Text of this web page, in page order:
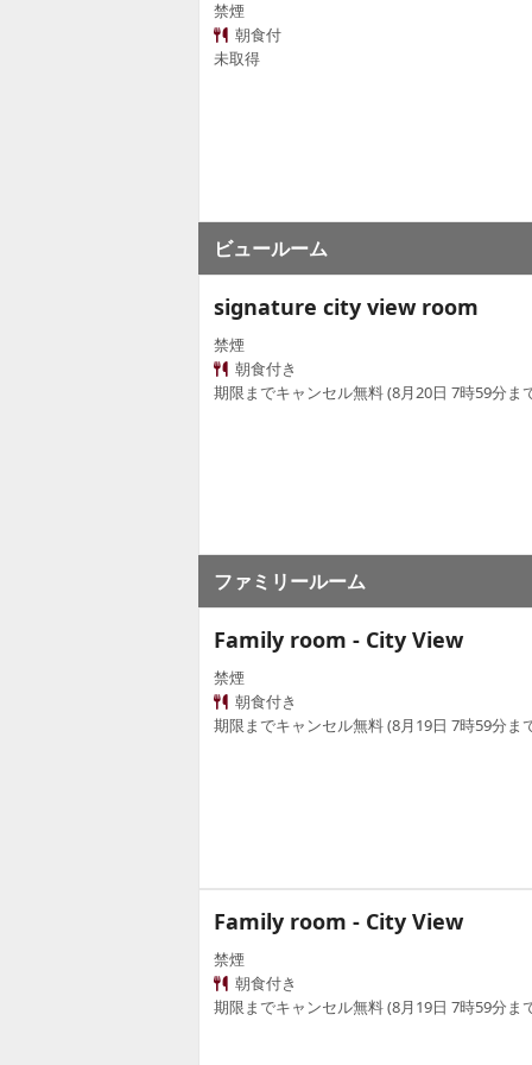
禁煙
朝食付
未取得
ビュールーム
signature city view room
禁煙
朝食付き
期限までキャンセル無料 (8月20日 7時59分ま
ファミリールーム
Family room - City View
禁煙
朝食付き
期限までキャンセル無料 (8月19日 7時59分ま
Family room - City View
禁煙
朝食付き
期限までキャンセル無料 (8月19日 7時59分ま